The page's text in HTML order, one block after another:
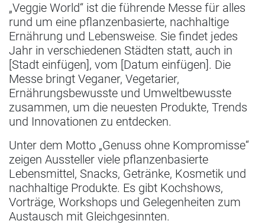
„Veggie World“ ist die führende Messe für alles
rund um eine pflanzenbasierte, nachhaltige
Ernährung und Lebensweise. Sie findet jedes
Jahr in verschiedenen Städten statt, auch in
[Stadt einfügen], vom [Datum einfügen]. Die
Messe bringt Veganer, Vegetarier,
Ernährungsbewusste und Umweltbewusste
zusammen, um die neuesten Produkte, Trends
und Innovationen zu entdecken.
Unter dem Motto „Genuss ohne Kompromisse“
zeigen Aussteller viele pflanzenbasierte
Lebensmittel, Snacks, Getränke, Kosmetik und
nachhaltige Produkte. Es gibt Kochshows,
Vorträge, Workshops und Gelegenheiten zum
Austausch mit Gleichgesinnten.